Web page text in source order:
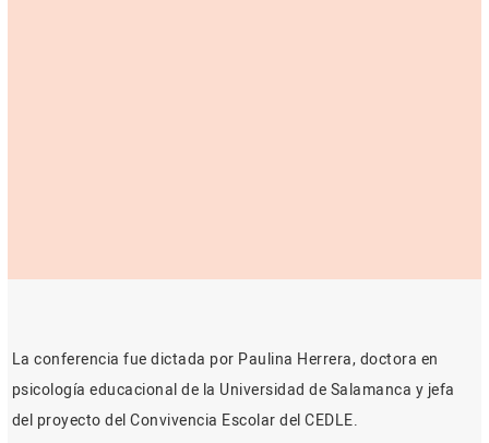
La conferencia fue dictada por Paulina Herrera, doctora en
psicología educacional de la Universidad de Salamanca y jefa
del proyecto del Convivencia Escolar del CEDLE.